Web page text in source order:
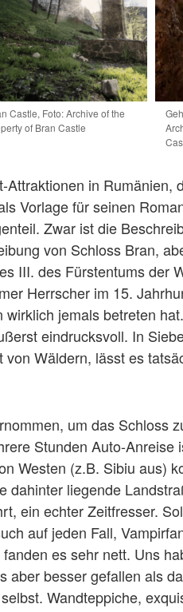
Castle, Foto: Archive of the
of Bran Castle
Attraktionen in Rumänien,
Vorlage für seinen
Zwar ist die
von Schloss Bran,
III. des Fürstentums der
Herrscher im 15.
jemals betreten
eindrucksvoll. In
Wäldern, lässt es
um das Schloss
Stunden Auto-Anreise
Westen (z.B. Sibiu aus)
dahinter liegende
ein echter Zeitfresser.
auf jeden Fall,
es sehr nett. Uns
aber besser gefallen als
Wandteppiche,